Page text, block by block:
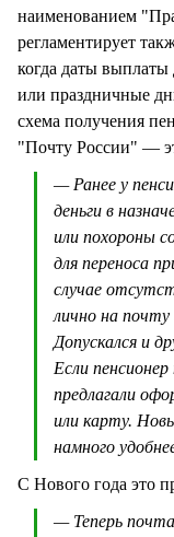
наименованием
регламентирует
когда даты
или праздничные
схема получения
"Почту России" —
— Ранее у
деньги в
или похороны
для переноса
случае
лично на
Допускался и
Если
предлагали
или карту.
намного
С Нового года это
— Теперь